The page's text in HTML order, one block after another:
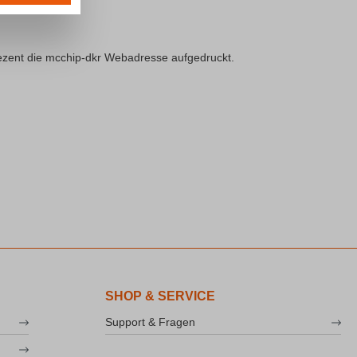
die mcchip-dkr Webadresse aufgedruckt.
SHOP & SERVICE
Support & Fragen